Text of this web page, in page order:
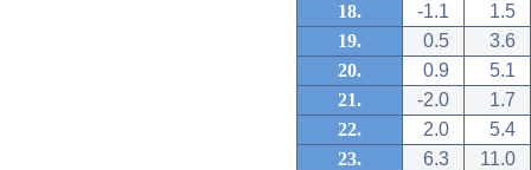
18.
-1.1
1.5
19.
0.5
3.6
20.
0.9
5.1
21.
-2.0
1.7
22.
2.0
5.4
23.
6.3
11.0